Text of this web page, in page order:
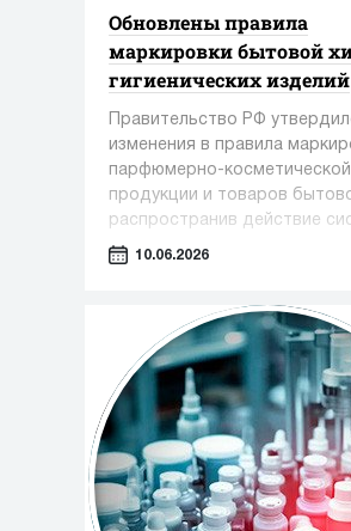
Обновлены правила
маркировки бытовой
гигиенических изделий
Правительство РФ
изменения в правила
парфюмерно-косметической
продукции и товаров
распространив действие
обязательной маркировки
10.06.2026